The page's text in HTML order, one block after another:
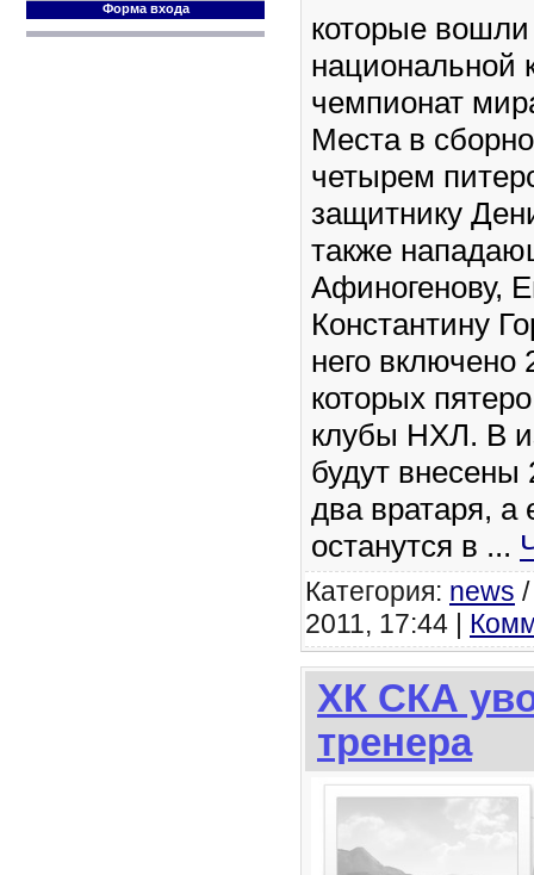
Форма входа
которые вошли
национальной
чемпионат
Места в
четырем
защитнику
также
Афиногенову,
Константину
него включено
которых
клубы НХЛ. В
будут внесены
два вратаря, а
останутся в ...
Категория: news
2011, 17:44 |
ХК СКА
тренера